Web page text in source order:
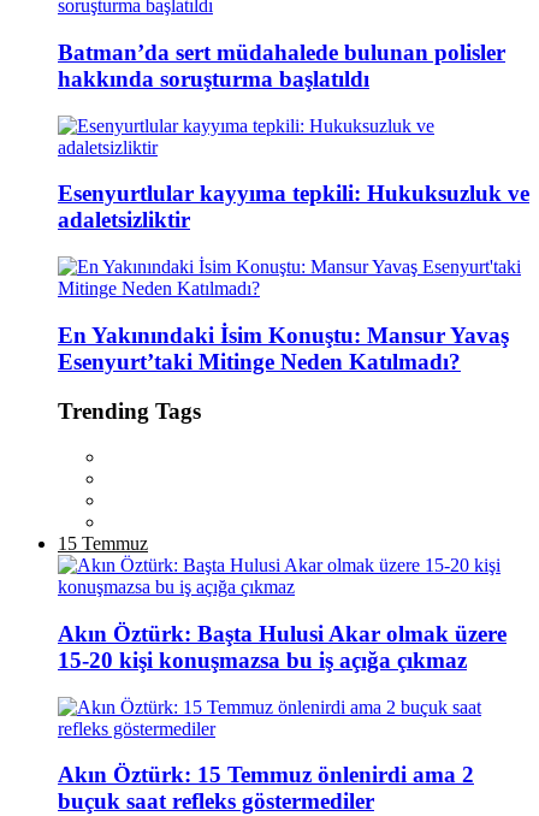
Batman’da sert müdahalede bulunan polisler
hakkında soruşturma başlatıldı
Esenyurtlular kayyıma tepkili: Hukuksuzluk ve
adaletsizliktir
En Yakınındaki İsim Konuştu: Mansur Yavaş
Esenyurt’taki Mitinge Neden Katılmadı?
Trending Tags
15 Temmuz
Akın Öztürk: Başta Hulusi Akar olmak üzere
15-20 kişi konuşmazsa bu iş açığa çıkmaz
Akın Öztürk: 15 Temmuz önlenirdi ama 2
buçuk saat refleks göstermediler